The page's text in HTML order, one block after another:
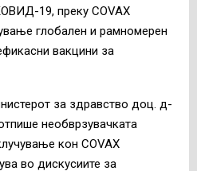
19, преку COVAX
глобален и рамномерен
вакцини за
за здравство доц. д-
необврзувачкатa
кон COVAX
во дискусиите за